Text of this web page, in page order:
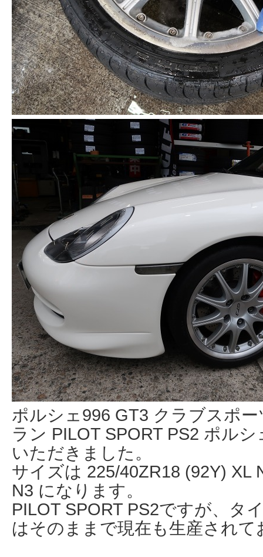
ポルシェ996 GT3 クラブスポ
ラン PILOT SPORT PS2 ポル
いただきました。
サイズは 225/40ZR18 (92Y) XL
N3 になります。
PILOT SPORT PS2ですが、タ
はそのままで現在も生産されて